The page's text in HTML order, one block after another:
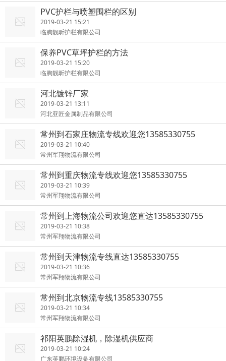
PVC护栏与喷塑围栏的区别
2019-03-21 15:21
临朐靓昕护栏有限公司
保养PVC草坪护栏的方法
2019-03-21 15:20
临朐靓昕护栏有限公司
河北镀锌厂家
2019-03-21 13:11
河北亚匠金属制品有限公司
常州到石家庄物流专线欢迎您13585330755
2019-03-21 10:40
常州军翔物流有限公司
常州到重庆物流专线欢迎您13585330755
2019-03-21 10:39
常州军翔物流有限公司
常州到上海物流公司欢迎您直达13585330755
2019-03-21 10:38
常州军翔物流有限公司
常州到天津物流专线直达13585330755
2019-03-21 10:36
常州军翔物流有限公司
常州到北京物流专线13585330755
2019-03-21 10:34
常州军翔物流有限公司
祁阳英鹏除湿机，除湿机供应商
2019-03-21 10:24
广东英鹏环境设备有限公司